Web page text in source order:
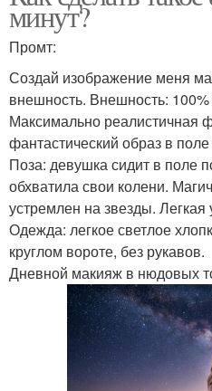
минут?
Промт:
Создай изображение меня
внешность. Внешность: 100%
Максимально реалистичная
фантастический образ в
Поза: девушка сидит в поле
обхватила свои колени.
устремлен на звезды. Легкая
Одежда: легкое светлое
круглом вороте, без рукавов.
Дневной макияж в нюдовых